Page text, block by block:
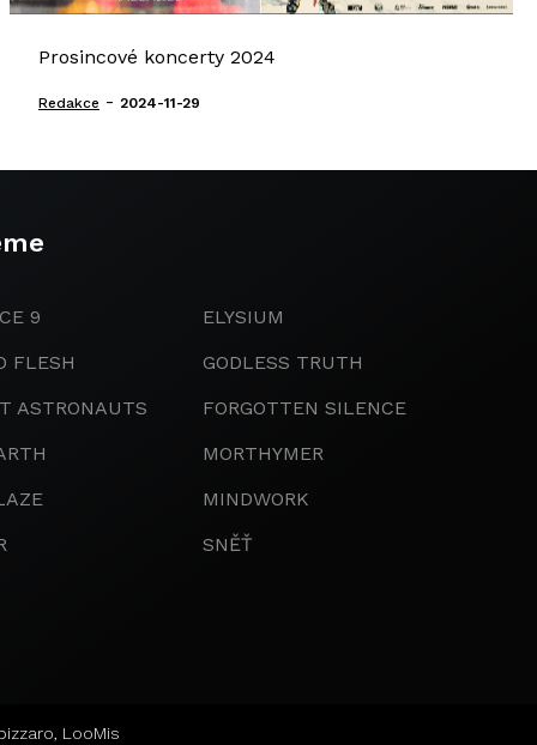
Prosincové koncerty 2024
Redakce - 2024-11-29
9
FLESH
ASTRONAUTS
ELYSIUM
GODLESS TRUTH
FORGOTTEN SILENCE
MORTHYMER
MINDWORK
SNĚŤ
, LooMis